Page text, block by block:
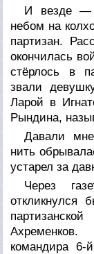
И везде —
небом на
партизан.
окончилась
стёрлось в
звали
Ларой в
Рындина,
Давали
нить
устарел за
Через
откликнулся
командира 6-